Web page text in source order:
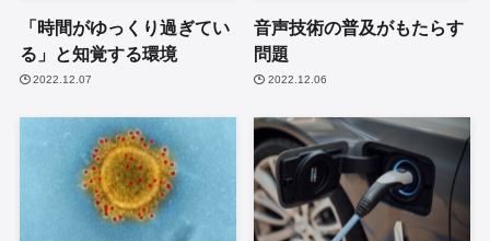
「時間がゆっくり過ぎてい
る」と知覚する環境
2022.12.07
音声技術の普及がもたらす
問題
2022.12.06